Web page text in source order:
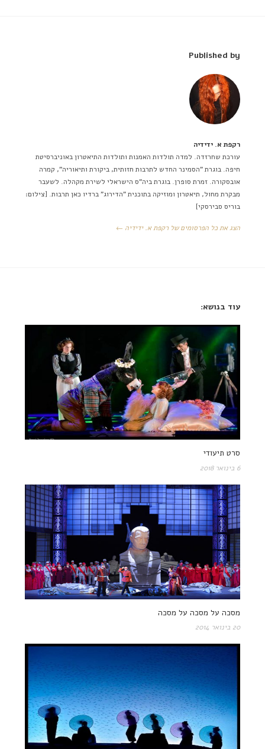
Published by
רקפת א. ידידיה
עורכת שחרזדה. למדה תולדות האמנות ותולדות התיאטרון באוניברסיטת
חיפה. בוגרת "הסמינר החדש לתרבות חזותית, ביקורת ותיאוריה", קמרה
אובסקורה. זמרת סופרן. בוגרת ביה"ס הישראלי לשירת מקהלה. לשעבר
מבקרת מחול, תיאטרון ומוזיקה בתוכנית "הדירוג" ברדיו כאן תרבות. [צילום:
בוריס סבירסקי]
הצג את כל הפרסומים של רקפת א. ידידיה ←
עוד בנושא:
סרט תיעודי
6 בינואר 2018
מסכה על מסכה על מסכה
20 בינואר 2014